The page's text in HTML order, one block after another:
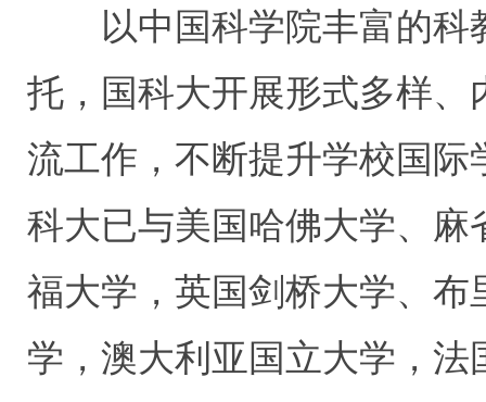
以中国科学院丰富的
托，国科大开展形式多样
流工作，不断提升学校国
科大已与美国哈佛大学、
福大学，英国剑桥大学、
学，澳大利亚国立大学，